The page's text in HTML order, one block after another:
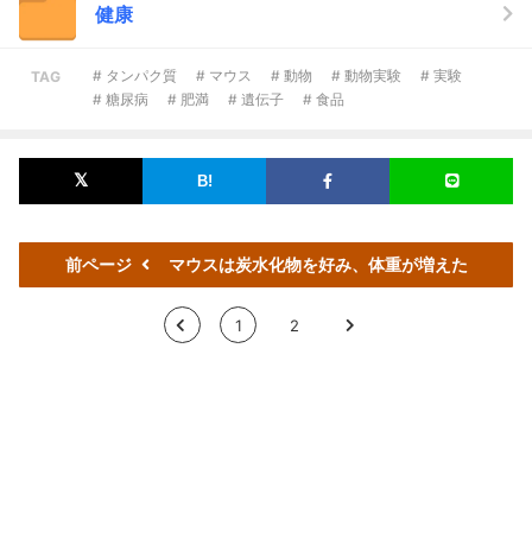
健康
TAG # タンパク質 # マウス # 動物 # 動物実験
# 実験
# 糖尿病
# 肥満 # 遺伝子 # 食品
前ページ マウスは炭水化物を好み、体重が増えた
< 1 2 >